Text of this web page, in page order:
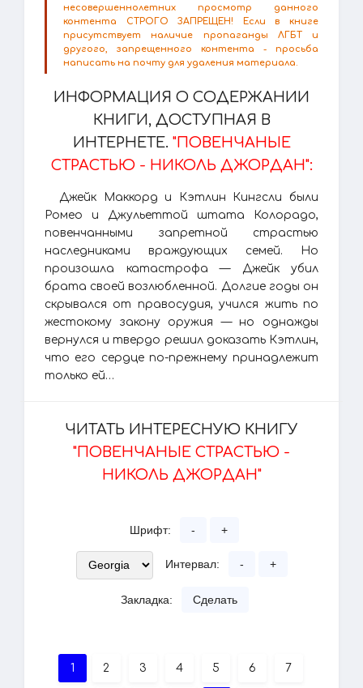
несовершеннолетних просмотр данного
контента СТРОГО ЗАПРЕЩЕН! Если в книге
присутствует наличие пропаганды ЛГБТ и
другого, запрещенного контента - просьба
написать на почту для удаления материала.
ИНФОРМАЦИЯ О СОДЕРЖАНИИ
КНИГИ, ДОСТУПНАЯ В
ИНТЕРНЕТЕ. "ПОВЕНЧАНЫЕ
СТРАСТЬЮ - НИКОЛЬ ДЖОРДАН":
Джейк Маккорд и Кэтлин Кингсли были
Ромео и Джульеттой штата Колорадо,
повенчанными запретной страстью
наследниками враждующих семей. Но
произошла катастрофа — Джейк убил
брата своей возлюбленной. Долгие годы он
скрывался от правосудия, учился жить по
жестокому закону оружия — но однажды
вернулся и твердо решил доказать Кэтлин,
что его сердце по-прежнему принадлежит
только ей…
ЧИТАТЬ ИНТЕРЕСНУЮ КНИГУ
"ПОВЕНЧАНЫЕ СТРАСТЬЮ -
НИКОЛЬ ДЖОРДАН"
Шрифт: - +
Интервал: - +
Закладка: Сделать
1 2 3 4 5 6 7